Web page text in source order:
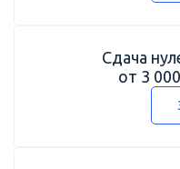
Сдача
от 3